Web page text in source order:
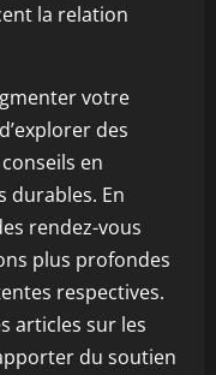
la relation
votre
des
en
durables. En
rendez-vous
plus profondes
respectives.
articles sur les
du soutien